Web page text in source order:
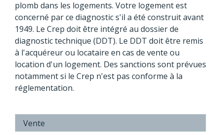
plomb dans les logements. Votre logement est
concerné par ce diagnostic s'il a été construit avant
1949. Le Crep doit être intégré au dossier de
diagnostic technique (DDT). Le DDT doit être remis
à l'acquéreur ou locataire en cas de vente ou
location d'un logement. Des sanctions sont prévues
notamment si le Crep n'est pas conforme à la
réglementation.
Vente